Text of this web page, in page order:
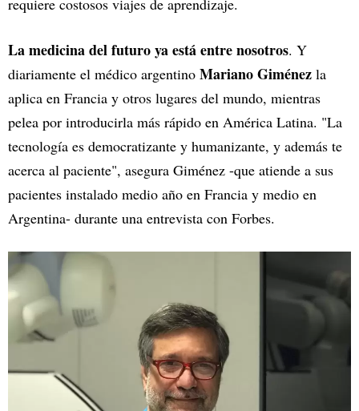
requiere costosos viajes de aprendizaje.
La medicina del futuro ya está entre nosotros. Y
diariamente el médico argentino Mariano Giménez la
aplica en Francia y otros lugares del mundo, mientras
pelea por introducirla más rápido en América Latina. "La
tecnología es democratizante y humanizante, y además te
acerca al paciente", asegura Giménez -que atiende a sus
pacientes instalado medio año en Francia y medio en
Argentina- durante una entrevista con Forbes.